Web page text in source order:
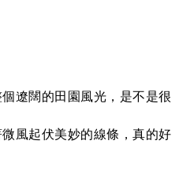
遼闊的田園風光，是不是很
風起伏美妙的線條，真的好